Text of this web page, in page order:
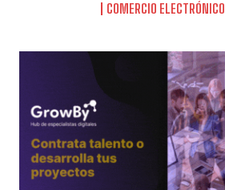
COMERCIO ELECTRÓNICO